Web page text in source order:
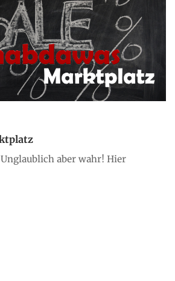
aber wahr! Hier